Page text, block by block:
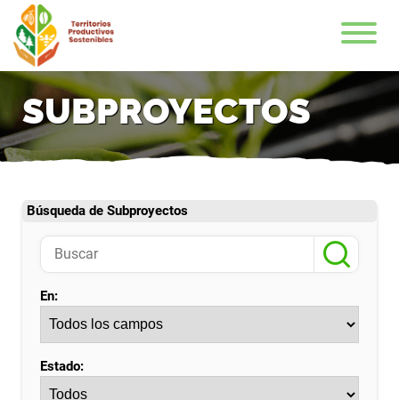
SUBPROYECTOS
Búsqueda de Subproyectos
En:
Estado: